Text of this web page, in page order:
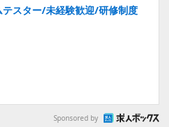
テスター/未経験歓迎/研修制度
Sponsored by